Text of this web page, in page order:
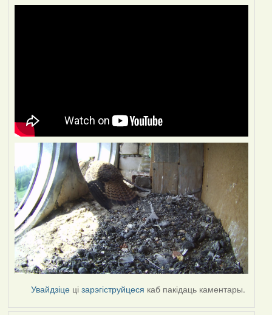
Увайдзіце цізарэгіструйцеся каб пакідаць каментары.